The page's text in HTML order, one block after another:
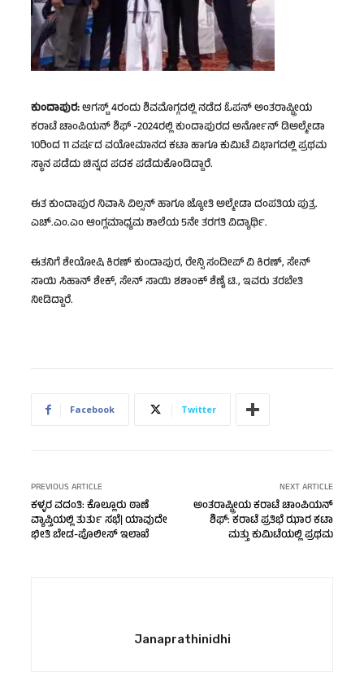
ಕುಂದಾಪುರ:ಆಗಸ್ಟ್ 4ರಂದು ಶಿವಮೊಗ್ಗದಲ್ಲಿ ನಡೆದ ಓಪನ್ ಅಂತರಾಷ್ಟ್ರೀಯ
ಕರಾಟೆ ಚಾಂಪಿಯನ್ ಶಿಫ್ -2024ರಲ್ಲಿ ಕುಂದಾಪುರದ ಅರ್ನೋನ್ ಡಿ‌ಅಲ್ಮೇಡಾ
10ರಿಂದ 11 ವರ್ಷದ ವಯೋಮಾನದ ಕಟಾ ಹಾಗೂ ಕುಮಿಟೆ ವಿಭಾಗದಲ್ಲಿ ಪ್ರಥಮ
ಸ್ಥಾನ ಪಡೆದು ಚಿನ್ನದ ಪದಕ ಪಡೆದುಕೊಂಡಿದ್ದಾರೆ.
ಈತ ಕುಂದಾಪುರ ನಿವಾಸಿ ವಿಲ್ಸನ್ ಹಾಗೂ ಜ್ಯೋತಿ ಅಲ್ಮೇಡಾ ದಂಪತಿಯ ಪುತ್ರ.
ಎಚ್.ಎಂ.ಎಂ ಆಂಗ್ಲಮಾಧ್ಯಮ ಶಾಲೆಯ 5ನೇ ತರಗತಿ ವಿದ್ಯಾರ್ಥಿ.
ಈತನಿಗೆ ಶೇಯೋಷಿ ಕಿರಣ್ ಕುಂದಾಪುರ, ರೇನ್ಸಿ ಸಂದೀಪ್ ವಿ ಕಿರಣ್, ಸೇನ್
ಸಾಯಿ ಸಿಹಾನ್ ಶೇಕ್, ಸೇನ್ ಸಾಯಿ ಶಶಾಂಕ್ ಶೆಣೈ ಟಿ., ಇವರು ತರಬೇತಿ
ನೀಡಿದ್ದಾರೆ.
Facebook Twitter
PREVIOUS ARTICLE
ಕಳ್ಳರ ವದಂತಿ: ಕೊಲ್ಲೂರು ಠಾಣೆ
ವ್ಯಾಪ್ತಿಯಲ್ಲಿ ತುರ್ತು ಸಭೆ| ಯಾವುದೇ
ಭೀತಿ ಬೇಡ-ಪೊಲೀಸ್ ಇಲಾಖೆ
NEXT ARTICLE
ಅಂತರಾಷ್ಟ್ರೀಯ ಕರಾಟೆ ಚಾಂಪಿಯನ್
ಶಿಫ್: ಕರಾಟೆ ಪ್ರತಿಭೆ ಝಾರ ಕಟಾ
ಮತ್ತು ಕುಮಿಟೆಯಲ್ಲಿ ಪ್ರಥಮ
Janaprathinidhi